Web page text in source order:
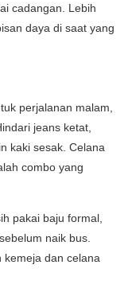
cadangan. Lebih
daya di saat yang
perjalanan malam,
jeans ketat,
kaki sesak. Celana
combo yang
pakai baju formal,
naik bus.
kemeja dan celana